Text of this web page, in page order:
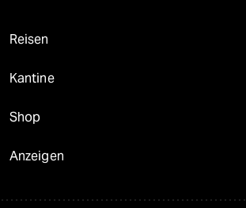
Reisen
Kantine
Shop
Anzeigen